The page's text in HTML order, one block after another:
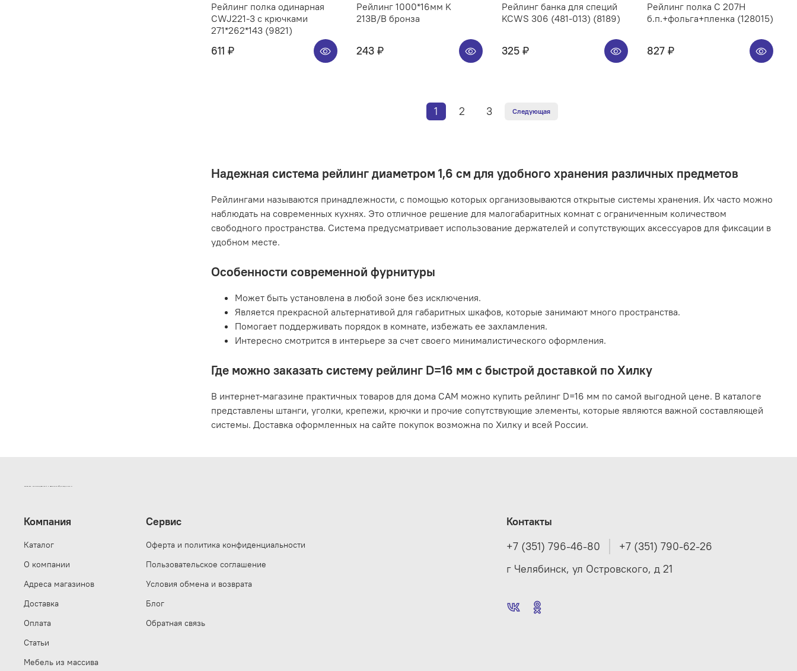
Рейлинг полка одинарная
CWJ221-3 с крючками
271*262*143 (9821)
611 ₽
Рейлинг 1000*16мм K
213B/B бронза
243 ₽
Рейлинг банка для специй
KCWS 306 (481-013) (8189)
325 ₽
Рейлинг полка C 207H
б.п.+фольга+пленка (128015)
827 ₽
1 2 3 Следующая
Надежная система рейлинг диаметром 1,6 см для удобного хранения различных предметов
Рейлингами называются принадлежности, с помощью которых организовываются открытые системы хранения. Их часто можно
наблюдать на современных кухнях. Это отличное решение для малогабаритных комнат с ограниченным количеством
свободного пространства. Система предусматривает использование держателей и сопутствующих аксессуаров для фиксации в
удобном месте.
Особенности современной фурнитуры
Может быть установлена в любой зоне без исключения.
Является прекрасной альтернативой для габаритных шкафов, которые занимают много пространства.
Помогает поддерживать порядок в комнате, избежать ее захламления.
Интересно смотрится в интерьере за счет своего минималистического оформления.
Где можно заказать систему рейлинг D=16 мм с быстрой доставкой по Хилку
В интернет-магазине практичных товаров для дома САМ можно купить рейлинг D=16 мм по самой выгодной цене. В каталоге
представлены штанги, уголки, крепежи, крючки и прочие сопутствующие элементы, которые являются важной составляющей
системы. Доставка оформленных на сайте покупок возможна по Хилку и всей России.
ИНТЕРНЕТ-МАГАЗИН ДВЕРНОЙ И МЕБЕЛЬНОЙ ФУРНИТУРЫ САМ
Компания
Каталог
О компании
Адреса магазинов
Доставка
Оплата
Статьи
Мебель из массива
Сервис
Оферта и политика конфиденциальности
Пользовательское соглашение
Условия обмена и возврата
Блог
Обратная связь
Контакты
+7 (351) 796-46-80
+7 (351) 790-62-26
г Челябинск, ул Островского, д 21